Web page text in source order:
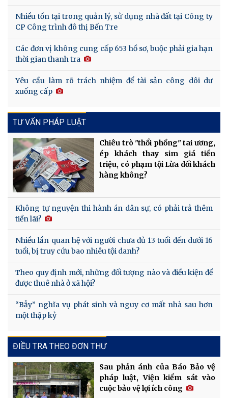
Nhiều tồn tại trong quản lý, sử dụng nhà đất tại Công ty
CP Công trình đô thị Bến Tre
Các đơn vị không cung cấp 653 hồ sơ, buộc phải gia hạn
thời gian thanh tra
Yêu cầu làm rõ trách nhiệm để tài sản công dôi dư
xuống cấp
TƯ VẤN PHÁP LUẬT
Chiêu trò "thổi phồng" tai ương,
ép khách thay sim giá tiền
triệu, có phạm tội Lừa dối khách
hàng không?
Không tự nguyện thi hành án dân sự, có phải trả thêm
tiền lãi?
Nhiều lần quan hệ với người chưa đủ 13 tuổi đến dưới 16
tuổi, bị truy cứu bao nhiêu tội danh?
Theo quy định mới, những đối tượng nào và điều kiện để
được thuê nhà ở xã hội?
“Bẫy” nghĩa vụ phát sinh và nguy cơ mất nhà sau hơn
một thập kỷ
ĐIỀU TRA THEO ĐƠN THƯ
Sau phản ánh của Báo Bảo vệ
pháp luật, Viện kiểm sát vào
cuộc bảo vệ lợi ích công